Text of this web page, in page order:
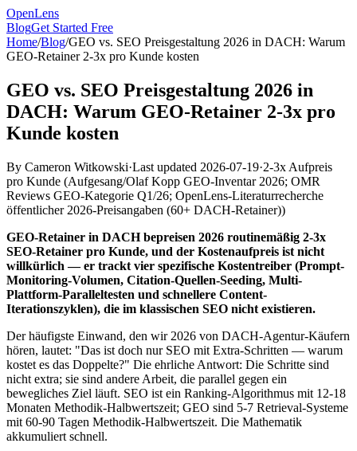
OpenLens
BlogGet Started Free
Home/Blog/GEO vs. SEO Preisgestaltung 2026 in DACH: Warum
GEO-Retainer 2-3x pro Kunde kosten
GEO vs. SEO Preisgestaltung 2026 in
DACH: Warum GEO-Retainer 2-3x pro
Kunde kosten
By Cameron Witkowski·Last updated 2026-07-19·2-3x Aufpreis
pro Kunde (Aufgesang/Olaf Kopp GEO-Inventar 2026; OMR
Reviews GEO-Kategorie Q1/26; OpenLens-Literaturrecherche
öffentlicher 2026-Preisangaben (60+ DACH-Retainer))
GEO-Retainer in DACH bepreisen 2026 routinemäßig 2-3x
SEO-Retainer pro Kunde, und der Kostenaufpreis ist nicht
willkürlich — er trackt vier spezifische Kostentreiber (Prompt-
Monitoring-Volumen, Citation-Quellen-Seeding, Multi-
Plattform-Paralleltesten und schnellere Content-
Iterationszyklen), die im klassischen SEO nicht existieren.
Der häufigste Einwand, den wir 2026 von DACH-Agentur-Käufern
hören, lautet: "Das ist doch nur SEO mit Extra-Schritten — warum
kostet es das Doppelte?" Die ehrliche Antwort: Die Schritte sind
nicht extra; sie sind andere Arbeit, die parallel gegen ein
bewegliches Ziel läuft. SEO ist ein Ranking-Algorithmus mit 12-18
Monaten Methodik-Halbwertszeit; GEO sind 5-7 Retrieval-Systeme
mit 60-90 Tagen Methodik-Halbwertszeit. Die Mathematik
akkumuliert schnell.